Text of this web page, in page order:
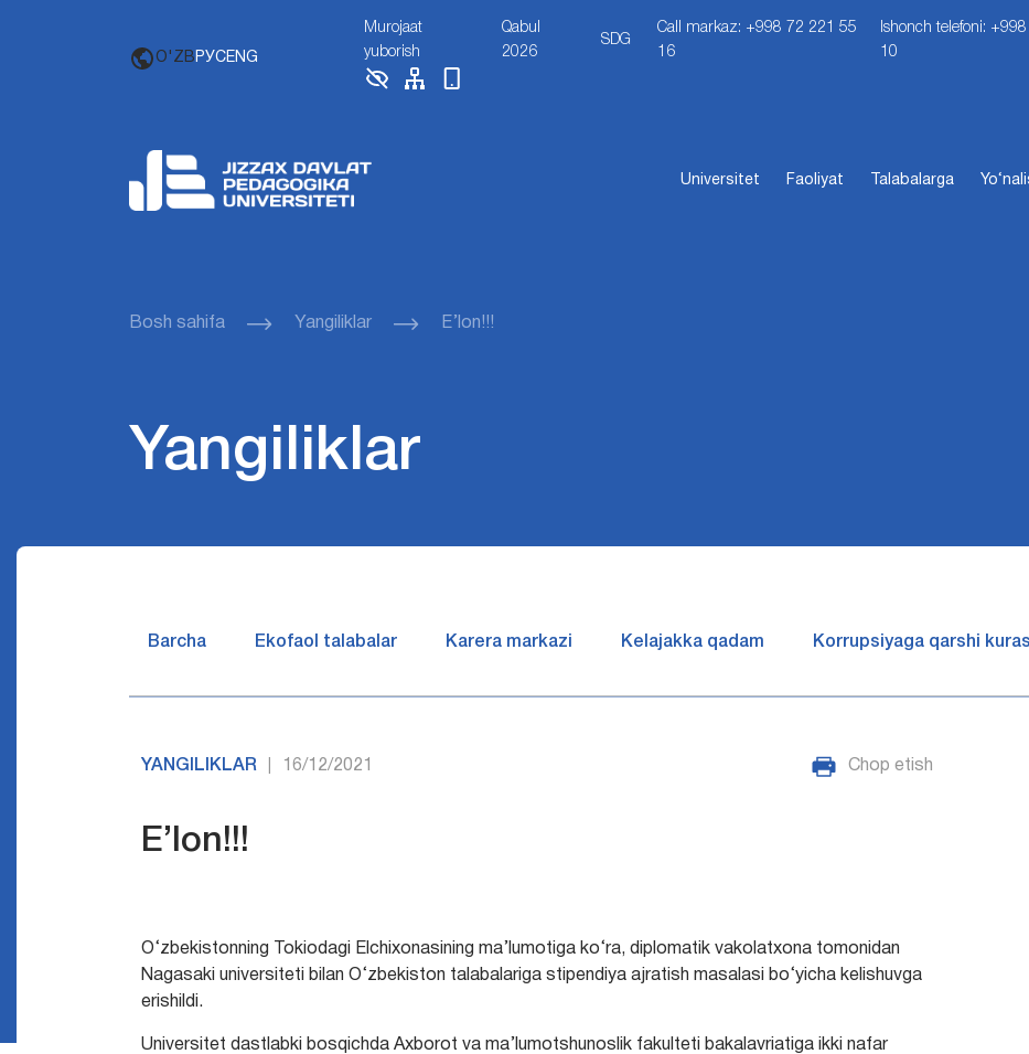
O'ZB РУСENG
Murojaat
yuborish
Qabul
2026
SDG
Call markaz: +998 72 221 55
16
Ishonch telefoni:
10
Universitet Faoliyat Talabalarga
Bosh sahifa Yangiliklar E’lon!!!
Yangiliklar
Barcha Ekofaol talabalar Karera markazi Kelajakka qadam Korrupsiyaga qarshi
YANGILIKLAR 16/12/2021 Chop etish
E’lon!!!
O‘zbekistonning Tokiodagi Elchixonasining ma’lumotiga ko‘ra, diplomatik vakolatxona tomonidan
Nagasaki universiteti bilan O‘zbekiston talabalariga stipendiya ajratish masalasi bo‘yicha kelishuvga
erishildi.
Universitet dastlabki bosqichda Axborot va ma’lumotshunoslik fakulteti bakalavriatiga ikki nafar